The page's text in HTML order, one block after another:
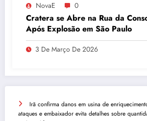
NovaE 0
Cratera se Abre na Rua da
Após Explosão em São Paulo
3 De Março De 2026
Irã confirma danos em usina de
ataques e embaixador evita detalhes sobre